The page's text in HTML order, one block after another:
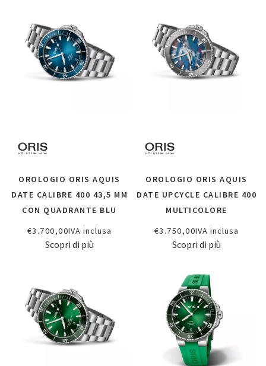
OROLOGIO ORIS AQUIS
DATE CALIBRE 400 43,5 MM
CON QUADRANTE BLU
€3.700,00IVA inclusa
Scopri di più
OROLOGIO ORIS AQUIS
DATE UPCYCLE CALIBRE 400
MULTICOLORE
€3.750,00IVA inclusa
Scopri di più